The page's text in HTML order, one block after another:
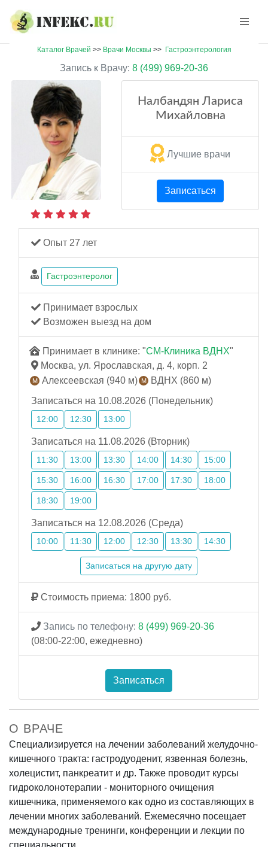
Каталог Врачей >> Врачи Москвы >> Гастроэнтерология
Запись к Врачу: 8 (499) 969-20-36
Налбандян Лариса
Михайловна
Лучшие врачи
Записаться
Опыт 27 лет
Гастроэнтеролог
Принимает взрослых
Возможен выезд на дом
Принимает в клинике: "СМ-Клиника ВДНХ"
Москва, ул. Ярославская, д. 4, корп. 2
Алексеевская (940 м)
ВДНХ (860 м)
Записаться на 10.08.2026 (Понедельник)
12:00 12:30 13:00
Записаться на 11.08.2026 (Вторник)
11:30 13:00 13:30 14:00 14:30 15:00
15:30 16:00 16:30 17:00 17:30 18:00
18:30 19:00
Записаться на 12.08.2026 (Среда)
10:00 11:30 12:00 12:30 13:30 14:30
Записаться на другую дату
Стоимость приема: 1800 руб.
Запись по телефону: 8 (499) 969-20-36
(08:00-22:00, ежедневно)
Записаться
О ВРАЧЕ
Специализируется на лечении заболеваний желудочно-
кишечного тракта: гастродуоденит, язвенная болезнь,
холецистит, панкреатит и др. Также проводит курсы
гидроколонотерапии - мониторного очищения
кишечника, применяемого как одно из составляющих в
лечении многих заболеваний. Ежемесячно посещает
международные тренинги, конференции и лекции по
специальности.